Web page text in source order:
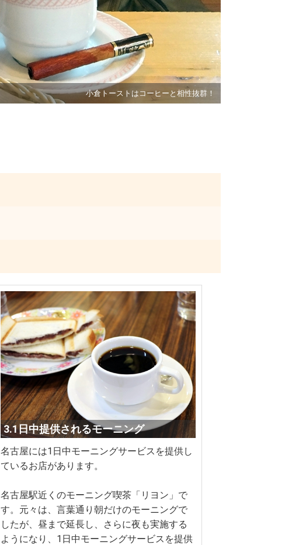
小倉トーストはコーヒーと相性抜群！
3.1日中提供されるモーニング
名古屋には1日中モーニングサービスを提供し
ているお店があります。
名古屋駅近くのモーニング喫茶「リヨン」で
す。元々は、言葉通り朝だけのモーニングで
したが、昼まで延長し、さらに夜も実施する
ようになり、1日中モーニングサービスを提供